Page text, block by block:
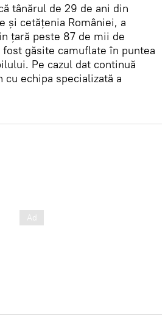
tânărul de 29 de ani din
și cetățenia României, a
țară peste 87 de mii de
găsite camuflate în puntea
Pe cazul dat continuă
echipa specializată a